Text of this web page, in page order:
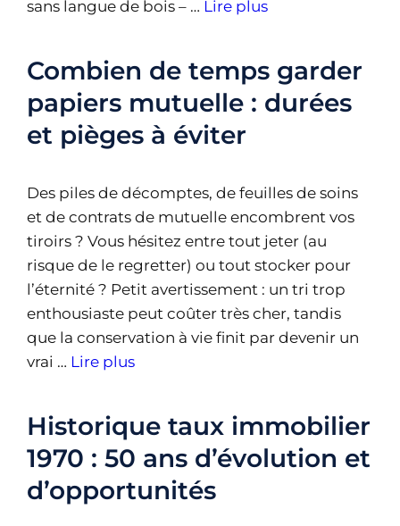
sans langue de bois – … Lire plus
Combien de temps garder
papiers mutuelle : durées
et pièges à éviter
Des piles de décomptes, de feuilles de soins
et de contrats de mutuelle encombrent vos
tiroirs ? Vous hésitez entre tout jeter (au
risque de le regretter) ou tout stocker pour
l’éternité ? Petit avertissement : un tri trop
enthousiaste peut coûter très cher, tandis
que la conservation à vie finit par devenir un
vrai … Lire plus
Historique taux immobilier
1970 : 50 ans d’évolution et
d’opportunités